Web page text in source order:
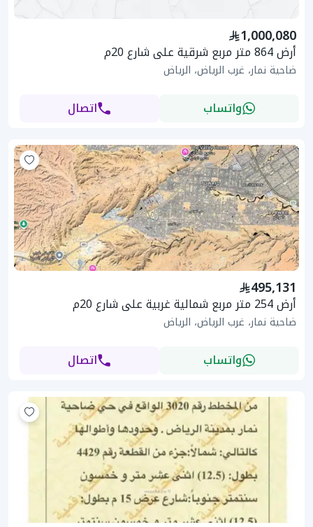
1,000,080
أرض 864 متر مربع شرقية على شارع 20م
ضاحية نمار، غرب الرياض، الرياض
واتساب اتصال
495,131
أرض 254 متر مربع شمالية غربية على شارع 20م
ضاحية نمار، غرب الرياض، الرياض
واتساب اتصال